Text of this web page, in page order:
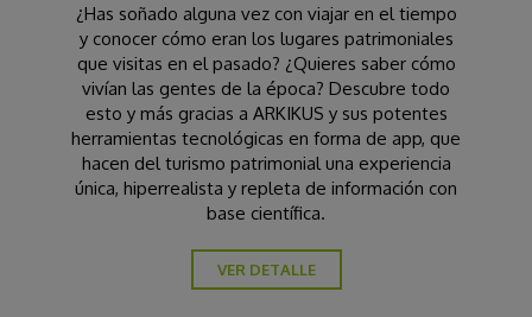
¿Has soñado alguna vez con viajar en el tiempo
y conocer cómo eran los lugares patrimoniales
que visitas en el pasado? ¿Quieres saber cómo
vivían las gentes de la época? Descubre todo
esto y más gracias a ARKIKUS y sus potentes
herramientas tecnológicas en forma de app, que
hacen del turismo patrimonial una experiencia
única, hiperrealista y repleta de información con
base científica.
VER DETALLE